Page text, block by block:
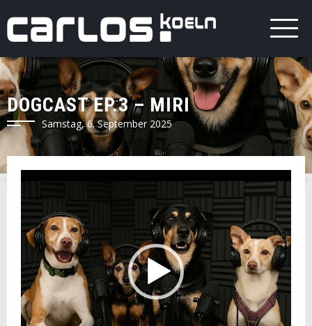
DOGCAST EP.3 – MIRI
Samstag, 6. September 2025
Video-
Player